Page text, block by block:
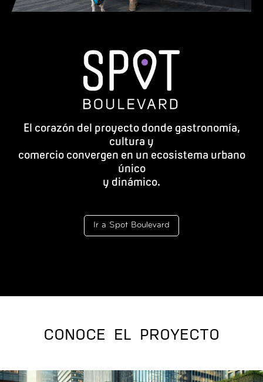
El corazón del proyecto donde gastronomía,
cultura y
comercio convergen en un ecosistema urbano
único
y dinámico.
Ir a Spot Boulevard
CONOCE EL PROYECTO